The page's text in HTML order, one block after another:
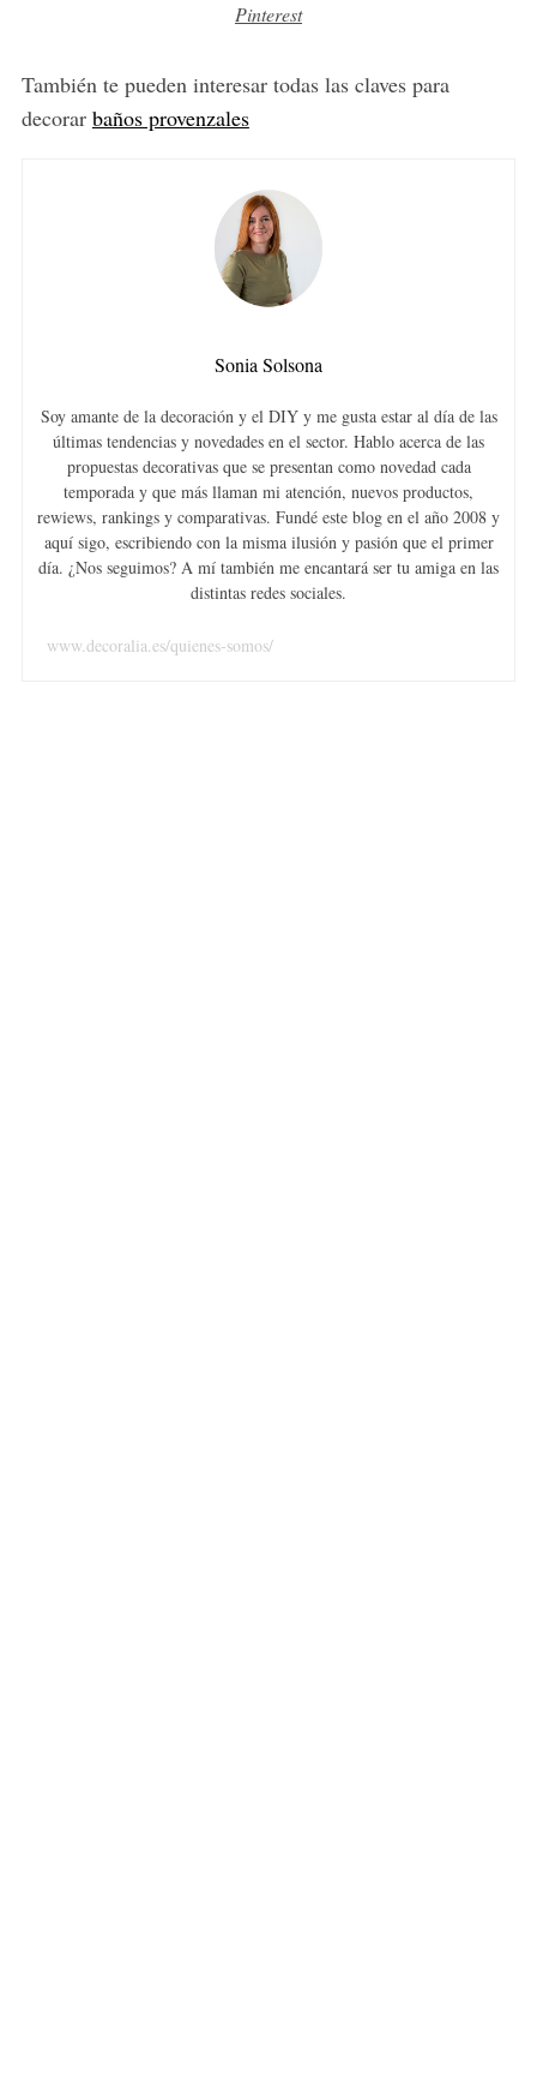
Pinterest
También te pueden interesar todas las claves para
decorar baños provenzales
Sonia Solsona
Soy amante de la decoración y el DIY y me gusta estar al día de las
últimas tendencias y novedades en el sector. Hablo acerca de las
propuestas decorativas que se presentan como novedad cada
temporada y que más llaman mi atención, nuevos productos,
rewiews, rankings y comparativas. Fundé este blog en el año 2008 y
aquí sigo, escribiendo con la misma ilusión y pasión que el primer
día. ¿Nos seguimos? A mí también me encantará ser tu amiga en las
distintas redes sociales.
www.decoralia.es/quienes-somos/